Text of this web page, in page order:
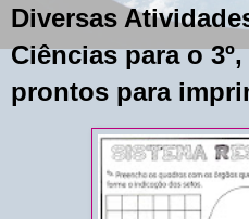
Diversas
Ciências para o 3º,
prontos para